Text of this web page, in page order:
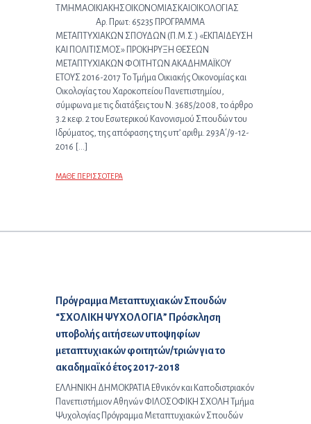
ΤΜΗΜΑΟΙΚΙΑΚΗΣΟΙΚΟΝΟΜΙΑΣΚΑΙΟΙΚΟΛΟΓΙΑΣ
Αρ. Πρωτ: 65235 ΠΡΟΓΡΑΜΜΑ
ΜΕΤΑΠΤΥΧΙΑΚΩΝ ΣΠΟΥΔΩΝ (Π.Μ.Σ.) «ΕΚΠΑΙΔΕΥΣΗ
ΚΑΙ ΠΟΛΙΤΙΣΜΟΣ» ΠΡΟΚΗΡΥΞΗ ΘΕΣΕΩΝ
ΜΕΤΑΠΤΥΧΙΑΚΩΝ ΦΟΙΤΗΤΩΝ ΑΚΑΔΗΜΑΪΚΟΥ
ΕΤΟΥΣ 2016-2017 Το Τμήμα Οικιακής Οικονομίας και
Οικολογίας του Χαροκοπείου Πανεπιστημίου,
σύμφωνα με τις διατάξεις του Ν. 3685/2008, το άρθρο
3.2 κεφ. 2 του Εσωτερικού Κανονισμού Σπουδών του
Ιδρύματος, της απόφασης της υπ’ αριθμ. 293Α΄/9-12-
2016 […]
ΜΑΘΕ ΠΕΡΙΣΣΟΤΕΡΑ
Επόμενο άρθρο:
Πρόγραμμα Μεταπτυχιακών Σπουδών
“ΣΧΟΛΙΚΗ ΨΥΧΟΛΟΓΙΑ” Πρόσκληση
υποβολής αιτήσεων υποψηφίων
μεταπτυχιακών φοιτητών/τριών για το
ακαδημαϊκό έτος 2017-2018
ΕΛΛΗΝΙΚΗ ΔΗΜΟΚΡΑΤΙΑ Εθνικόν και Καποδιστριακόν
Πανεπιστήμιον Αθηνών ΦΙΛΟΣΟΦΙΚΗ ΣΧΟΛΗ Τμήμα
Ψυχολογίας Πρόγραμμα Μεταπτυχιακών Σπουδών